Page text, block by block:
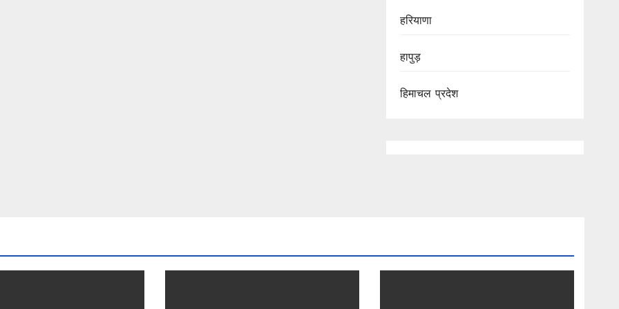
हरियाणा
हापुड़
हिमाचल प्रदेश